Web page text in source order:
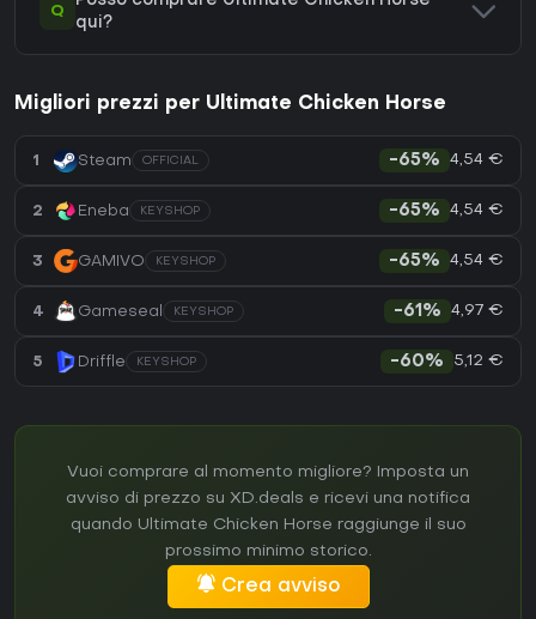
Q
qui?
Migliori prezzi per Ultimate Chicken Horse
1 Steam OFFICIAL -65% 4,54 €
2 Eneba KEYSHOP -65% 4,54 €
3 GAMIVO KEYSHOP -65% 4,54 €
4 Gameseal KEYSHOP -61% 4,97 €
5 Driffle KEYSHOP -60% 5,12 €
Vuoi comprare al momento migliore? Imposta un
avviso di prezzo su XD.deals e ricevi una notifica
quando Ultimate Chicken Horse raggiunge il suo
prossimo minimo storico.
Crea avviso